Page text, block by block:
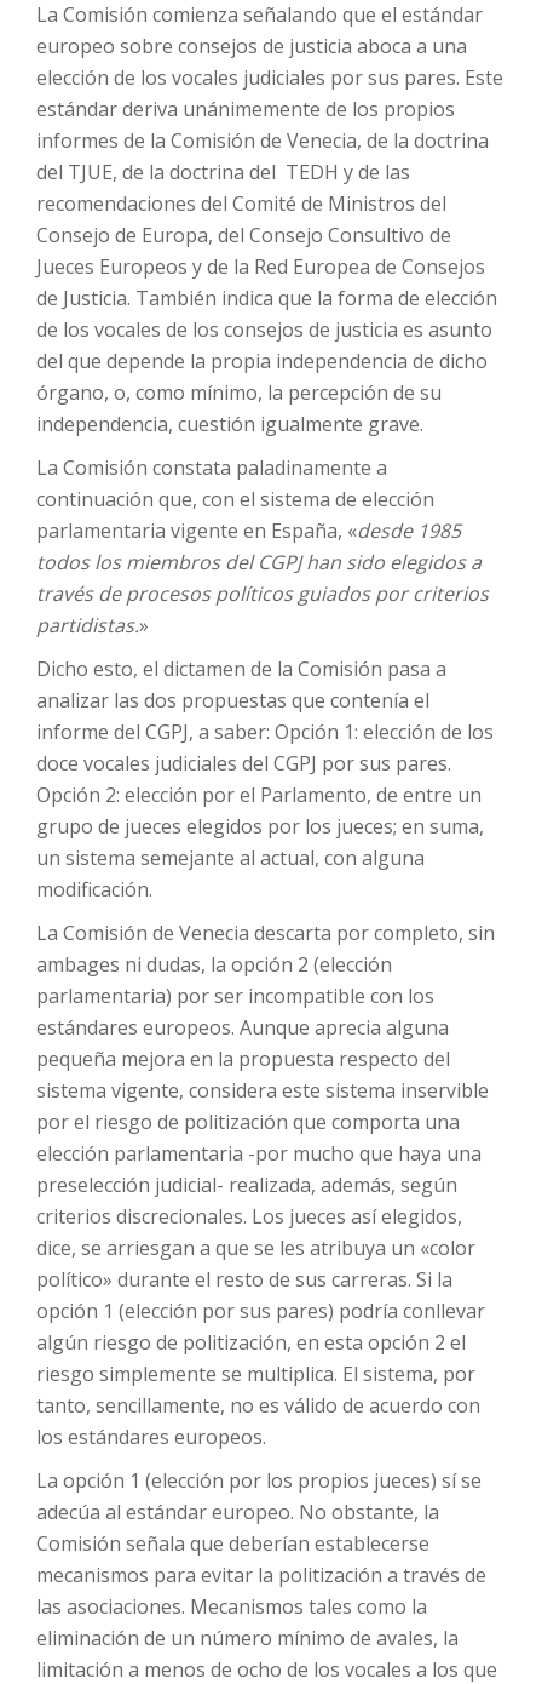
La Comisión comienza señalando que el estándar
europeo sobre consejos de justicia aboca a una
elección de los vocales judiciales por sus pares. Este
estándar deriva unánimemente de los propios
informes de la Comisión de Venecia, de la doctrina
del TJUE, de la doctrina del TEDH y de las
recomendaciones del Comité de Ministros del
Consejo de Europa, del Consejo Consultivo de
Jueces Europeos y de la Red Europea de Consejos
de Justicia. También indica que la forma de elección
de los vocales de los consejos de justicia es asunto
del que depende la propia independencia de dicho
órgano, o, como mínimo, la percepción de su
independencia, cuestión igualmente grave.
La Comisión constata paladinamente a
continuación que, con el sistema de elección
parlamentaria vigente en España, «desde 1985
todos los miembros del CGPJ han sido elegidos a
través de procesos políticos guiados por criterios
partidistas.»
Dicho esto, el dictamen de la Comisión pasa a
analizar las dos propuestas que contenía el
informe del CGPJ, a saber: Opción 1: elección de los
doce vocales judiciales del CGPJ por sus pares.
Opción 2: elección por el Parlamento, de entre un
grupo de jueces elegidos por los jueces; en suma,
un sistema semejante al actual, con alguna
modificación.
La Comisión de Venecia descarta por completo, sin
ambages ni dudas, la opción 2 (elección
parlamentaria) por ser incompatible con los
estándares europeos. Aunque aprecia alguna
pequeña mejora en la propuesta respecto del
sistema vigente, considera este sistema inservible
por el riesgo de politización que comporta una
elección parlamentaria -por mucho que haya una
preselección judicial- realizada, además, según
criterios discrecionales. Los jueces así elegidos,
dice, se arriesgan a que se les atribuya un «color
político» durante el resto de sus carreras. Si la
opción 1 (elección por sus pares) podría conllevar
algún riesgo de politización, en esta opción 2 el
riesgo simplemente se multiplica. El sistema, por
tanto, sencillamente, no es válido de acuerdo con
los estándares europeos.
La opción 1 (elección por los propios jueces) sí se
adecúa al estándar europeo. No obstante, la
Comisión señala que deberían establecerse
mecanismos para evitar la politización a través de
las asociaciones. Mecanismos tales como la
eliminación de un número mínimo de avales, la
limitación a menos de ocho de los vocales a los que